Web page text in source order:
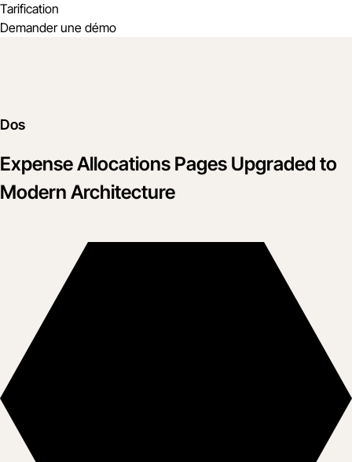
Tarification
Demander une démo
Dos
Expense Allocations Pages Upgraded to
Modern Architecture